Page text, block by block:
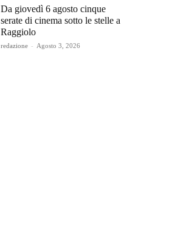
Da giovedì 6 agosto cinque
serate di cinema sotto le stelle a
Raggiolo
redazione - Agosto 3, 2026